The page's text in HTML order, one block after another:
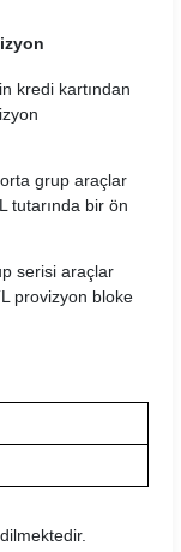
kredi kartından
grup araçlar
tutarında bir ön
serisi araçlar
provizyon bloke